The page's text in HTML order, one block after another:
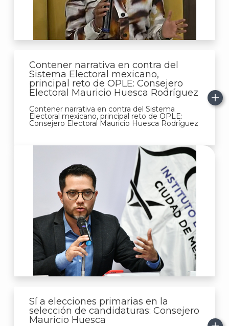
Contener narrativa en contra del
Sistema Electoral mexicano,
principal reto de OPLE: Consejero
Electoral Mauricio Huesca Rodríguez
Contener narrativa en contra del Sistema
Electoral mexicano, principal reto de OPLE:
Consejero Electoral Mauricio Huesca Rodríguez
Sí a elecciones primarias en la
selección de candidaturas: Consejero
Mauricio Huesca